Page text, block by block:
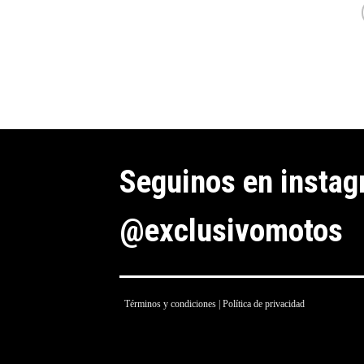
Seguinos en
@exclusivomotos
Términos y condiciones Política de privacidad